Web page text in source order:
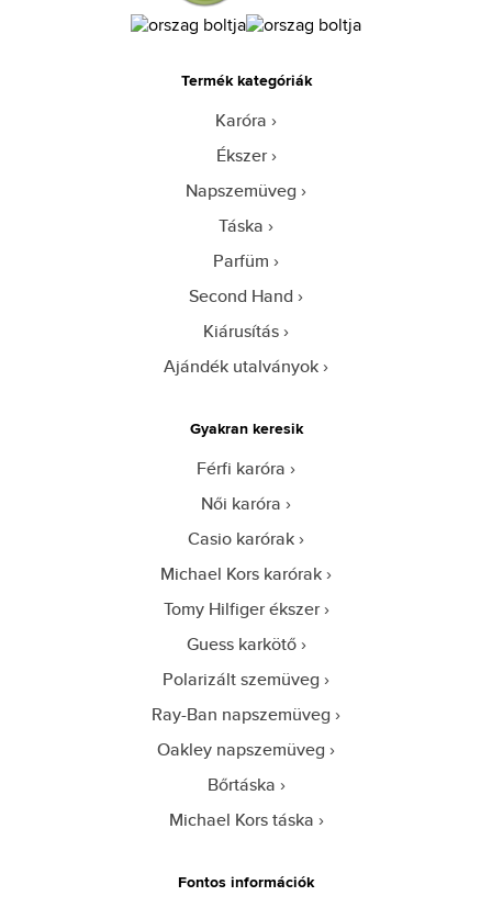
Termék kategóriák
Karóra
Ékszer
Napszemüveg
Táska
Parfüm
Second Hand
Kiárusítás
Ajándék utalványok
Gyakran keresik
Férfi karóra
Női karóra
Casio karórak
Michael Kors karórak
Tomy Hilfiger ékszer
Guess karkötő
Polarizált szemüveg
Ray-Ban napszemüveg
Oakley napszemüveg
Bőrtáska
Michael Kors táska
Fontos információk